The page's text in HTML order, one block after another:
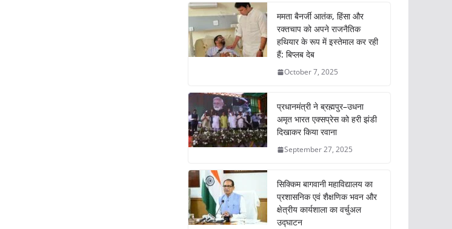
ममता बैनर्जी आतंक, हिंसा और
रक्तचाप को अपने राजनैतिक
हथियार के रूप में इस्तेमाल कर रही
हैं: बिप्लब देब
October 7, 2025
प्रधानमंत्री ने ब्रह्मपुर–उधना
अमृत भारत एक्सप्रेस को हरी झंडी
दिखाकर किया रवाना
September 27, 2025
सिक्किम बागवानी महाविद्यालय का
प्रशासनिक एवं शैक्षणिक भवन और
क्षेत्रीय कार्यशाला का वर्चुअल
उद्घाटन